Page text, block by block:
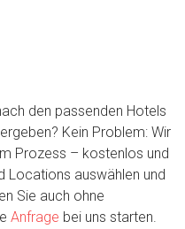
den passenden Hotels
Kein Problem: Wir
Prozess – kostenlos und
Locations auswählen und
Sie auch ohne
Anfrage bei uns starten.